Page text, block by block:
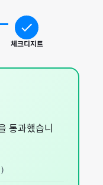
체크디지트
통과했습니
)